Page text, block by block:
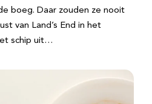
boeg. Daar zouden ze nooit
van Land’s End in het
schip uit…